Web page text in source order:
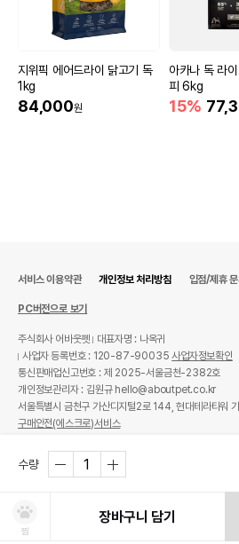
지위픽 에어드라이 닭고기 독
1kg
84,000원
아카나 독 라
피 6kg
15%
수량
찜
장바구니 담기
서비스 이용약관 개인정보 처리방침 입점/제휴
PC버전으로 보기
주식회사 어바웃펫
대표자명 : 나옥귀
사업자 등록번호 : 120-87-90035사업자정보확인
통신판매업신고번호 : 제 2025-서울금천-2382호
개인정보관리자 : 김원규 hello@aboutpet.co.kr
서울특별시 금천구 가산디지털2로 144, 현대테라타
구매안전(에스크로)서비스